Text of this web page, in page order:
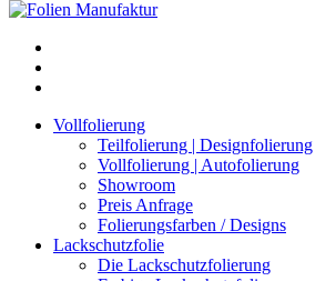
Vollfolierung
Teilfolierung | Designfolierung
Vollfolierung | Autofolierung
Showroom
Preis Anfrage
Folierungsfarben / Designs
Lackschutzfolie
Die Lackschutzfolierung